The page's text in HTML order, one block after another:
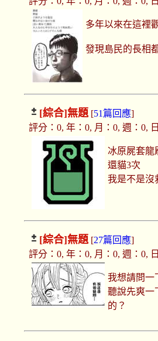
多年以來在這裡
發現島民的長相
[綜合]無題 [51篇回應]
評分：0, 年：0, 月：0, 週：0,
冰原屍套龍
還貓3次
我是不是沒
[綜合]無題 [27篇回應]
評分：0, 年：0, 月：0, 週：0,
我想請問一
聽說先爽一
的？